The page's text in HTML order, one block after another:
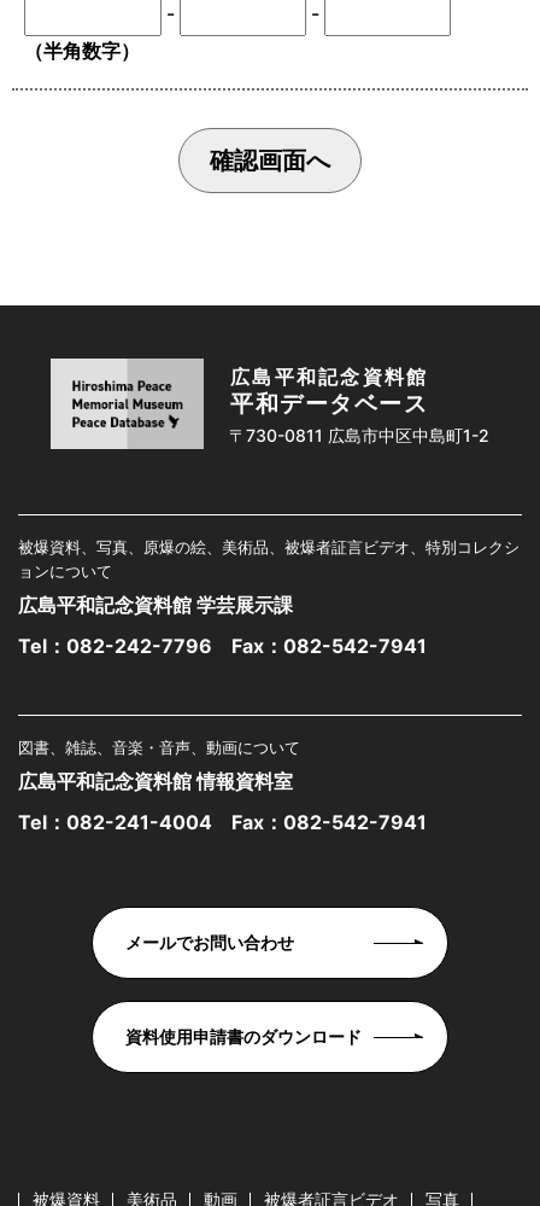
-
-
（半角数字）
広島平和記念資料館
平和データベース
〒730-0811 広島市中区中島町1-2
被爆資料、写真、原爆の絵、美術品、被爆者証言ビデオ、特別コレクシ
ョンについて
広島平和記念資料館 学芸展示課
Tel： 082-242-7796 Fax：082-542-7941
図書、雑誌、音楽・音声、動画について
広島平和記念資料館 情報資料室
Tel： 082-241-4004 Fax：082-542-7941
メールでお問い合わせ
資料使用申請書のダウンロード
被爆資料 美術品 動画 被爆者証言ビデオ 写真